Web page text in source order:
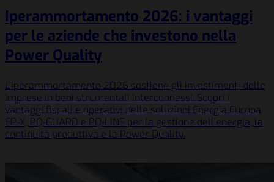
Iperammortamento 2026: i vantaggi
per le aziende che investono nella
Power Quality
L’iperammortamento 2026 sostiene gli investimenti delle
imprese in beni strumentali interconnessi. Scopri i
vantaggi fiscali e operativi delle soluzioni Energia Europa
EP-X, PQ-GUARD e PQ-LINE per la gestione dell’energia, la
continuità produttiva e la Power Quality.